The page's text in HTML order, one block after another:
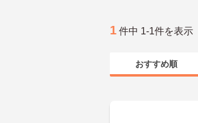
1 件中 1-1件を表示
おすすめ順